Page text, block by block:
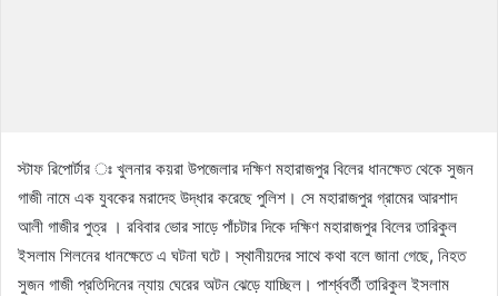
স্টাফ রিপোর্টার ঃ খুলনার কয়রা উপজেলার দক্ষিণ মহারাজপুর বিলের ধানক্ষেত থেকে সুজন
গাজী নামে এক যুবকের মরাদেহ উদ্ধার করেছে পুলিশ। সে মহারাজপুর গ্রামের আরশাদ
আলী গাজীর পুত্র । রবিবার ভোর সাড়ে পাঁচটার দিকে দক্ষিণ মহারাজপুর বিলের তারিকুল
ইসলাম শিলনের ধানক্ষেতে এ ঘটনা ঘটে। স্থানীয়দের সাথে কথা বলে জানা গেছে, নিহত
সুজন গাজী প্রতিদিনের ন্যায় ঘেরের অটন ঝেড়ে যাচ্ছিল। পার্শ্ববর্তী তারিকুল ইসলাম